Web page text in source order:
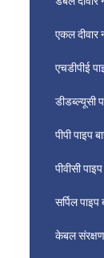
एकल दीवार
एचडीपीई
डीडब्ल्यूसी
पीपी पाइप
पीवीसी
सर्पिल
केबल संरक्षण